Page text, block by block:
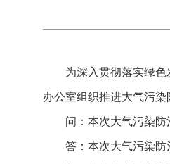
为深入贯彻落实绿
办公室组织推进大气污
问：本次大气污染
答：本次大气污染